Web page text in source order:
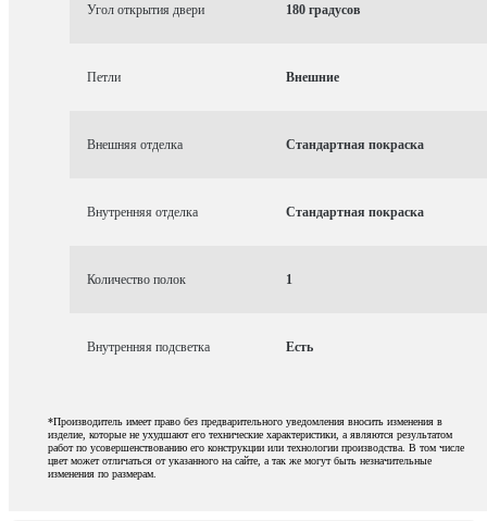
Угол открытия двери 180 градусов
Петли Внешние
Внешняя отделка Стандартная покраска
Внутренняя отделка Стандартная покраска
Количество полок 1
Внутренняя подсветка Есть
*Производитель имеет право без предварительного уведомления вносить изменения в
изделие, которые не ухудшают его технические характеристики, а являются результатом
работ по усовершенствованию его конструкции или технологии производства. В том числе
цвет может отличаться от указанного на сайте, а так же могут быть незначительные
изменения по размерам.